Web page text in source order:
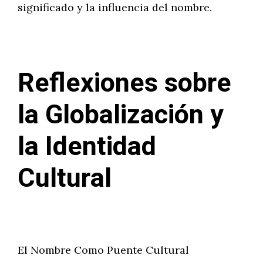
significado y la influencia del nombre.
Reflexiones sobre
la Globalización y
la Identidad
Cultural
El Nombre Como Puente Cultural